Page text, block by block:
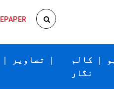
EPAPER
| تصاویر |
کالم
نگار
|